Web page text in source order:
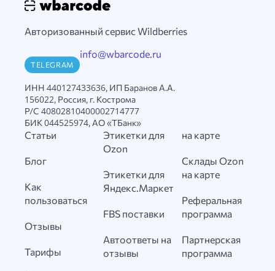
Авторизованный сервис Wildberries
TELEGRAM
info@wbarcode.ru
ИНН 440127433636, ИП Баранов А.А.
156022, Россия, г. Кострома
Р/С 40802810400002714777
БИК 044525974, АО «ТБанк»
Статьи
Блог
Как
пользоваться
Отзывы
Тарифы
Этикетки для
Ozon
Этикетки для
Яндекс.Маркет
FBS поставки
Автоответы на
отзывы
на карте
Склады Ozon
на карте
Реферальная
программа
Партнерская
программа